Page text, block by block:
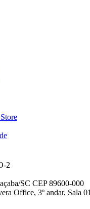
2
SC CEP 89600-000
Office, 3º andar, Sala